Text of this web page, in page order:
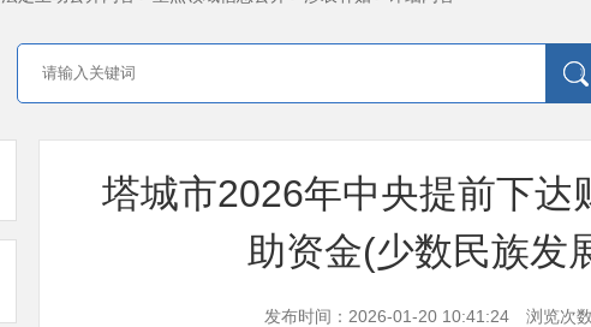
塔城市2026年中央提前下达
助资金(少数民族发
发布时间：2026-01-20 10:41:24 浏览次数